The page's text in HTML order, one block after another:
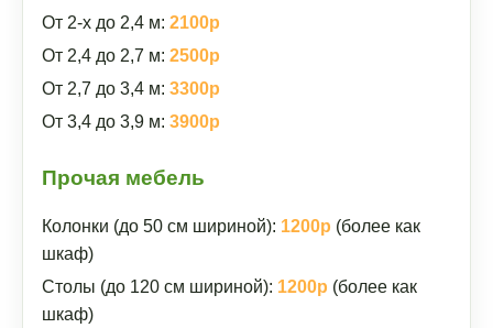
От 2-х до 2,4 м: 2100р
От 2,4 до 2,7 м: 2500р
От 2,7 до 3,4 м: 3300р
От 3,4 до 3,9 м: 3900р
Прочая мебель
Колонки (до 50 см шириной): 1200р (более как
шкаф)
Столы (до 120 см шириной): 1200р (более как
шкаф)